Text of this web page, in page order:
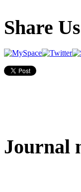
Share Us
Journal